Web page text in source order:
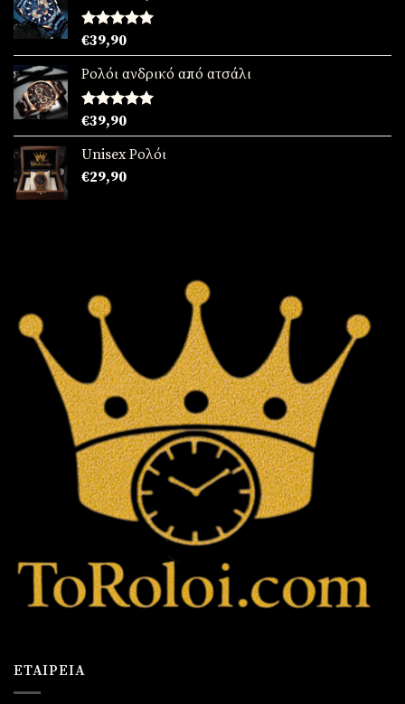
Βαθμολογήθηκε
με5.00
από 5
€39,90
Ρολόι ανδρικό από ατσάλι
Βαθμολογήθηκε
με5.00
από 5
€39,90
Unisex Ρολόι
€29,90
ΕΤΑΙΡΕΊΑ